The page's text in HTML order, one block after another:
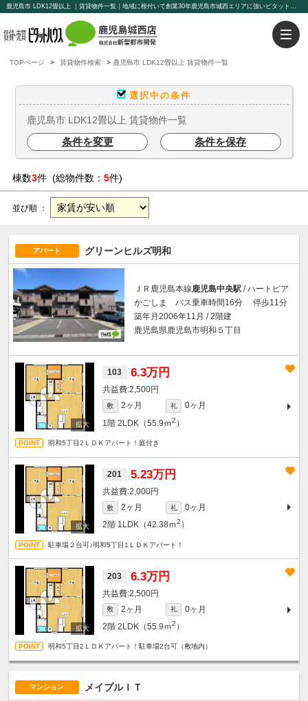
鹿児島市 LDK12畳以上 ｜賃貸物件一覧｜地域に根付いて創業30年鹿児島市城西エリアに強いピタットハウス鹿児島城西店【新聖都市開発】豊富な物件を取り揃えております。賃貸管理もお任せください。
TOPページ 賃貸物件検索 鹿児島市 LDK12畳以上 賃貸物件一覧
選択中の条件
鹿児島市 LDK12畳以上 賃貸物件一覧
条件を変更 条件を保存
棟数3件 (総物件数： 5件)
並び順 ：
アパート グリーンヒルズ明和
ＪＲ鹿児島本線鹿児島中央駅 / ハートピア
かごしま バス乗車時間16分 停歩11分
築年月2006年11月 / 2階建
鹿児島県鹿児島市明和５丁目
103 6.3万円
2,500円
敷 2ヶ月 礼
0ヶ月
1階 2LDK（55.9ｍ2 ）
明和5丁目2ＬＤＫアパート！庭付き
201 5.23万円
2,000円
敷 2ヶ月 礼
0ヶ月
2階 1LDK（42.38ｍ2 ）
駐車場２台可♪明和5丁目1ＬＤＫアパート！
203 6.3万円
2,500円
敷 2ヶ月 礼
0ヶ月
2階 2LDK（55.9ｍ2 ）
明和5丁目2ＬＤＫアパート！駐車場2台可（敷地内）
マンション メイプルＩＴ